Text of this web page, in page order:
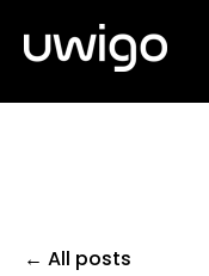
All posts